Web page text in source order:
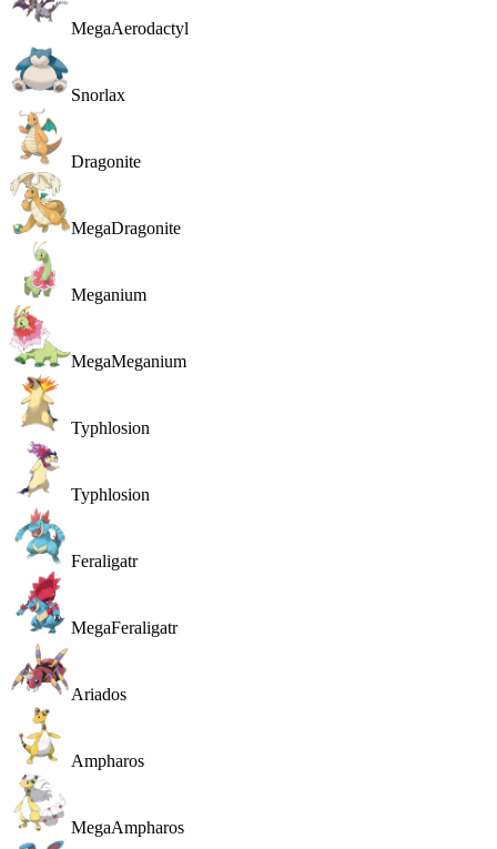
MegaAerodactyl
Snorlax
Dragonite
MegaDragonite
Meganium
MegaMeganium
Typhlosion
Typhlosion
Feraligatr
MegaFeraligatr
Ariados
Ampharos
MegaAmpharos